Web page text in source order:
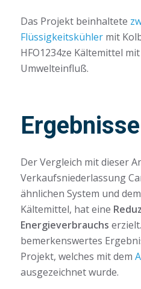
Das Projekt beinhaltete
Flüssigkeitskühlermit
HFO1234ze Kältemittel
Umwelteinfluß.
Ergebnisse
Der Vergleich mit dieser
Verkaufsniederlassung
ähnlichen System und
Kältemittel, hat eine
Energieverbrauchs
bemerkenswertes
Projekt, welches mit dem
ausgezeichnet wurde.